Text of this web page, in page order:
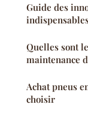
Guide des
Quelles sont
maintenance
Achat pneus
choisir